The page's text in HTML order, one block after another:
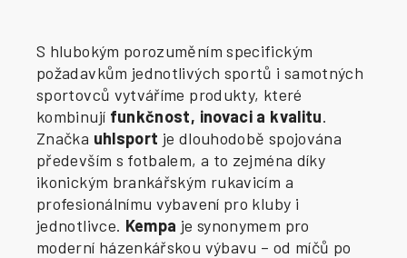
S hlubokým porozuměním specifickým
požadavkům jednotlivých sportů i samotných
sportovců vytváříme produkty, které
kombinují funkčnost, inovaci a kvalitu.
Značka uhlsport je dlouhodobě spojována
především s fotbalem, a to zejména díky
ikonickým brankářským rukavicím a
profesionálnímu vybavení pro kluby i
jednotlivce. Kempa je synonymem pro
moderní házenkářskou výbavu – od míčů po